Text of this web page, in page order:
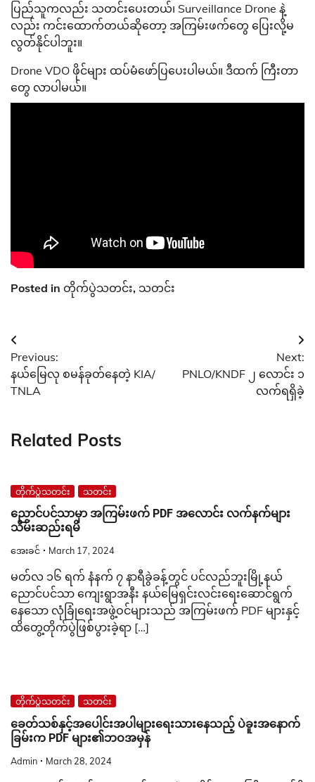
ပြည်သူကလည်း သတင်းပေးတယ်၊ Surveillance Drone နဲ့
လည်း ကင်းထောက်တယ်ဆိုတော့ အကြမ်းဖက်တွေ ပြေးလို့မ
လွတ်နိုင်ပါဘူး။
Drone VDO ဖိုင်များ ထပ်မံဖော်ပြပေးပါမယ်။ ဒီထက် ကြီးတာ
တွေ လာပါမယ်။
Posted in တိုက်ပွဲသတင်း, သတင်း
Post
navigation
Previous:
နယ်မြေလု စမန်ခုတ်နေတဲ့ KIA/
TNLA
Next:
PNLO/KNDF ၂ လောင်း ၁
လက်ရရှိခဲ့
Related Posts
တိုက်ပွဲသတင်း သတင်း
ညောင်ပင်သာမှာ အကြမ်းဖက် PDF အလောင်း လက်နက်များ
သိမ်းဆည်းရမိ
အေးခင် March 17, 2024
မတ်လ ၁၆ ရက် နံနက် ၇ နာရီခွဲခန့်တွင် ပင်လည်ဘူးမြို့နယ်
ညောင်ပင်သာ ကျေးရွာအနီး နယ်မြေရှင်းလင်းရေးဆောင်ရွက်
နေသော လုံခြုံရေးအဖွဲ့ဝင်များသည် အကြမ်းဖက် PDF များနှင့်
ထိတွေ့တိုက်ပွဲဖြစ်ပွားခဲ့ရာ […]
တိုက်ပွဲသတင်း သတင်း
ခေတ်သစ်နှင့်အပေါင်းအပါများရေးသားနေသည့် ပဲခူးအနောက်
ခြမ်းက PDF များ၏ဘဝအမှန်
Admin March 28, 2024